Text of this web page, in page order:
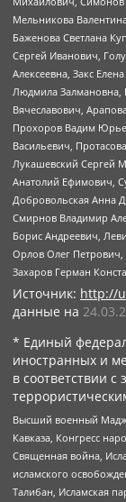
Мельникова
Баженова Светлана
Сергей Иванович,
Алексеевна, Закс
Людмила Залмановна,
Вячеславович,
Прохоров Вадим
Васильевич,
Лукашевский Сергей
Анатолий Ефимович,
Добровольская Анна
Смирнов Владимир
Борис Андреевич,
Орлов Олег
Захаров Герман
Источник: http://
данные на
* Единый
иностранных и
в соответствии
Высший военный
Кавказа, Конгресс
Священная война,
исламского
Талибан, Исламская